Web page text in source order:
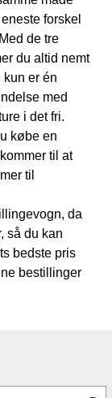
forskel
de tre
du altid nemt
kun er én
med
i det fri.
købe en
til at
til
da
så du kan
bedste pris
bestillinger